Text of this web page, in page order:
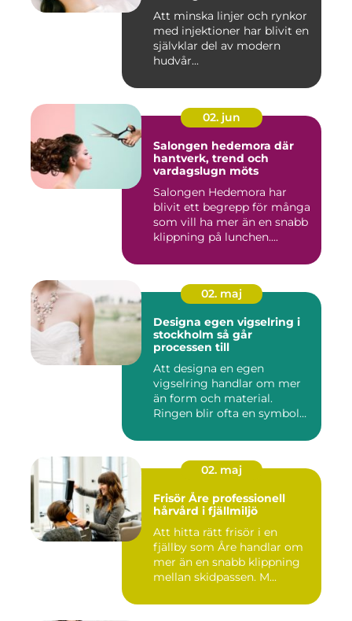
Att minska linjer och rynkor
med injektioner har blivit en
självklar del av modern
hudvår...
02. jun
Salongen hedemora där
hantverk, trend och
vardagslugn möts
Salongen Hedemora har
blivit ett begrepp för många
som vill ha mer än en snabb
klippning på lunchen....
02. maj
Designa egen vigselring i
stockholm så går
processen till
Att designa en egen
vigselring handlar om mer
än form och material.
Ringen blir ofta en symbol
02. maj
Frisör Åre professionell
hårvård i fjällmiljö
Att hitta rätt frisör i en
fjällby som Åre handlar om
mer än en snabb klippning
mellan skidpassen. M...